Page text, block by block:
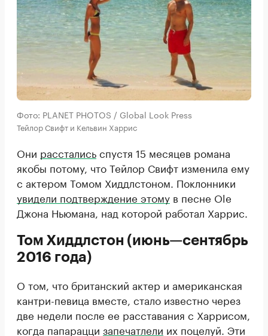
Фото: PLANET PHOTOS / Global Look Press
Тейлор Свифт и Кельвин Харрис
Они рассталисьспустя 15 месяцев романа
якобы потому, что Тейлор Свифт изменила ему
с актером Томом Хиддлстоном. Поклонники
увидели подтверждение этому в песне Ole
Джона Ньюмана, над которой работал Харрис.
Том Хиддлстон (июнь—сентябрь
2016 года)
О том, что британский актер и американская
кантри-певица вместе, стало известно через
две недели после ее расставания с Харрисом,
когда папарацци запечатлели их поцелуй. Эти